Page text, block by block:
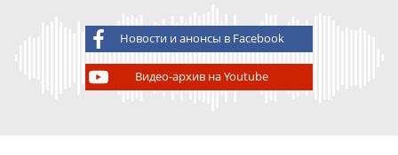
Новости и анонсы в Facebook
Видео-архив на Youtube